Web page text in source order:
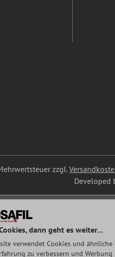
zzgl.
Developed
dann geht es weiter...
verwendet Cookies und
zu verbessern und